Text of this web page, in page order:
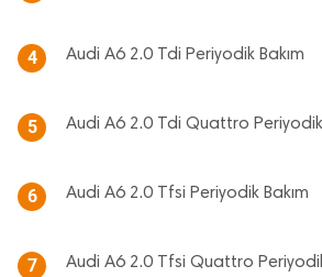
4 Audi A6 2.0 Tdi Periyodik Bakım
5 Audi A6 2.0 Tdi Quattro Periyodik
6 Audi A6 2.0 Tfsi Periyodik Bakım
7 Audi A6 2.0 Tfsi Quattro